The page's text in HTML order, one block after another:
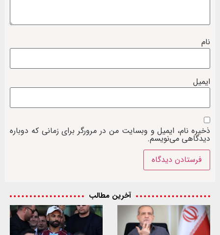
نام
ایمیل
ذخیره نام، ایمیل و وبسایت من در مرورگر برای زمانی که دوباره
دیدگاهی می‌نویسم.
آخرین مطالب